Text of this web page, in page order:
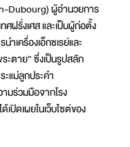
Dubourg) ผู้อำนวยการ
ฝรั่งเศส และเป็นผู้ก่อตั้ง
เครื่องเอ็กซเรย์และ
ะตาย” ซึ่งเป็นรูปสลัก
แม่ลูกประคำ
มร่วมมือจากโรง
ปิดเผยในเว็บไซต์ของ